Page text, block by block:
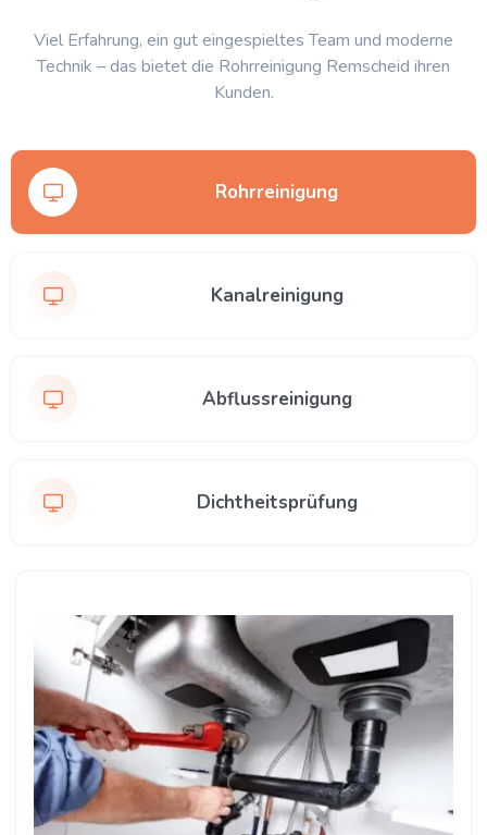
Viel Erfahrung, ein gut eingespieltes Team und moderne
Technik – das bietet die Rohrreinigung Remscheid ihren
Kunden.
Rohrreinigung
Kanalreinigung
Abflussreinigung
Dichtheitsprüfung